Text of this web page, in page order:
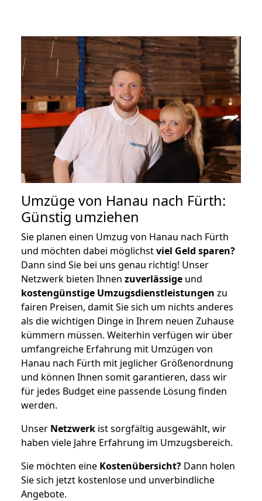
Umzüge von Hanau nach Fürth:
Günstig umziehen
Sie planen einen Umzug von Hanau nach Fürth
und möchten dabei möglichstviel Geld sparen?
Dann sind Sie bei uns genau richtig! Unser
Netzwerk bieten Ihnen zuverlässige und
kostengünstige Umzugsdienstleistungen zu
fairen Preisen, damit Sie sich um nichts anderes
als die wichtigen Dinge in Ihrem neuen Zuhause
kümmern müssen. Weiterhin verfügen wir über
umfangreiche Erfahrung mit Umzügen von
Hanau nach Fürth mit jeglicher Größenordnung
und können Ihnen somit garantieren, dass wir
für jedes Budget eine passende Lösung finden
werden.
Unser Netzwerk ist sorgfältig ausgewählt, wir
haben viele Jahre Erfahrung im Umzugsbereich.
Sie möchten eine Kostenübersicht? Dann holen
Sie sich jetzt kostenlose und unverbindliche
Angebote.